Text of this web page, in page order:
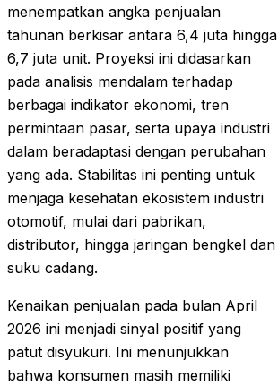
menempatkan angka penjualan
tahunan berkisar antara 6,4 juta hingga
6,7 juta unit. Proyeksi ini didasarkan
pada analisis mendalam terhadap
berbagai indikator ekonomi, tren
permintaan pasar, serta upaya industri
dalam beradaptasi dengan perubahan
yang ada. Stabilitas ini penting untuk
menjaga kesehatan ekosistem industri
otomotif, mulai dari pabrikan,
distributor, hingga jaringan bengkel dan
suku cadang.
Kenaikan penjualan pada bulan April
2026 ini menjadi sinyal positif yang
patut disyukuri. Ini menunjukkan
bahwa konsumen masih memiliki